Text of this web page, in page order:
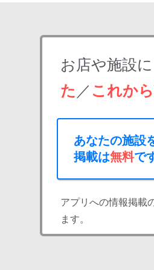
お店や施設に
た ／ これか
あなたの施設
掲載は無料で
アプリへの情報掲載
ます。